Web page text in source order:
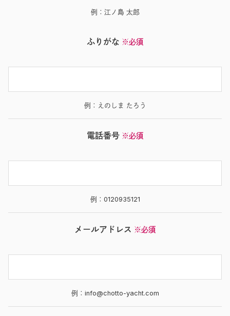
例：江ノ島 太郎
ふりがな ※必須
例：えのしま たろう
電話番号 ※必須
例：0120935121
メールアドレス ※必須
例：info@chotto-yacht.com